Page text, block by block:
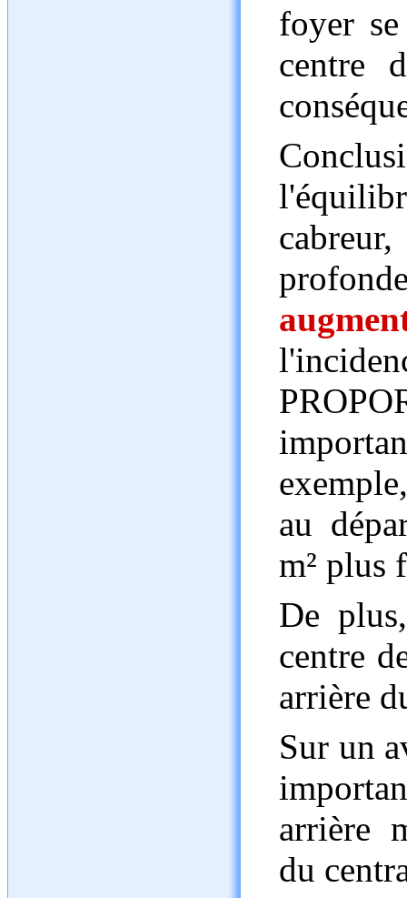
foyer
centre
au
m² plus
De
centre
arrière
Sur un
arrière
du